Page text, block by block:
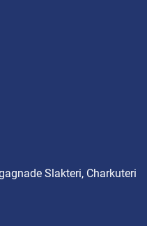
Slakteri, Charkuteri